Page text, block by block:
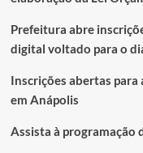
Prefeitura abre
digital voltado para o
Inscrições abertas para
em Anápolis
Assista à programação